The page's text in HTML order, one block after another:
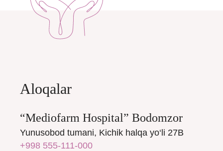
Aloqalar
“Mediofarm Hospital” Bodomzor
Yunusobod tumani, Kichik halqa yo‘li 27B
+998 555-111-000